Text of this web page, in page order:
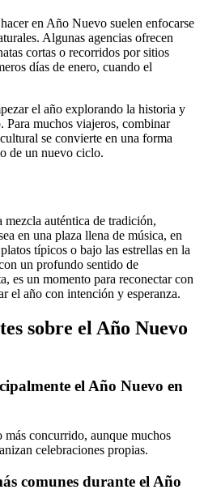
en Año Nuevo suelen enfocarse
Algunas agencias ofrecen
cortas o recorridos por sitios
días de enero, cuando el
el año explorando la historia y
Para muchos viajeros, combinar
se convierte en una forma
de un nuevo ciclo.
auténtica de tradición,
en una plaza llena de música, en
típicos o bajo las estrellas en la
un profundo sentido de
es un momento para reconectar con
el año con intención y esperanza.
sobre el Año Nuevo
el Año Nuevo en
concurrido, aunque muchos
celebraciones propias.
comunes durante el Año